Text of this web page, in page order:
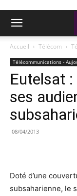
Accueil Télécom
Télécommunications -
Eutelsat
ses
08/04/2013
Doté d’une
subsaharienne, le